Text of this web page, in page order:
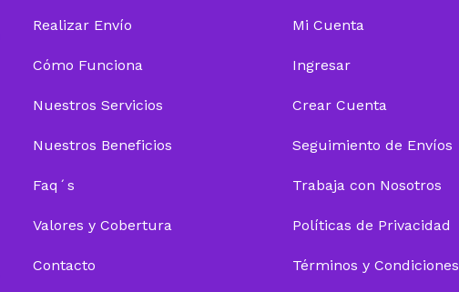
Realizar Envío
Cómo Funciona
Nuestros Servicios
Nuestros Beneficios
Faq´s
Valores y Cobertura
Contacto
Mi Cuenta
Ingresar
Crear Cuenta
Seguimiento de Envíos
Trabaja con Nosotros
Políticas de Privacidad
Términos y Condiciones